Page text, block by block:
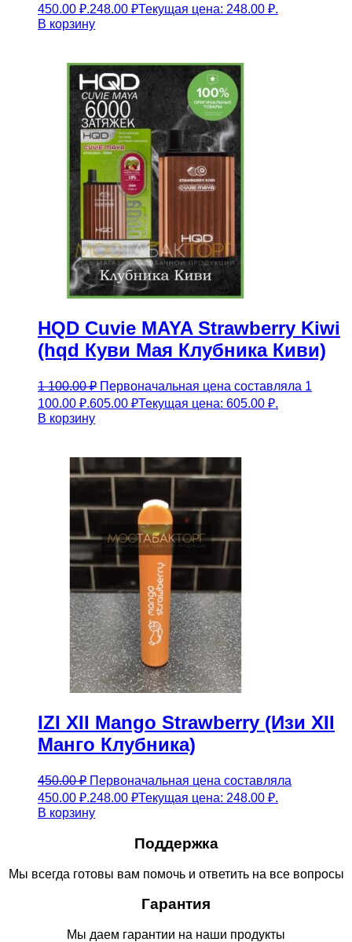
450.00 ₽.248.00 ₽Текущая цена: 248.00 ₽.
В корзину
HQD Cuvie MAYA Strawberry Kiwi
(hqd Куви Мая Клубника Киви)
1 100.00₽ Первоначальная цена составляла 1
100.00 ₽.605.00 ₽Текущая цена: 605.00 ₽.
В корзину
IZI XII Mango Strawberry (Изи XII
Манго Клубника)
450.00₽ Первоначальная цена составляла
450.00 ₽.248.00 ₽Текущая цена: 248.00 ₽.
В корзину
Поддержка
Мы всегда готовы вам помочь и ответить на все вопросы
Гарантия
Мы даем гарантии на наши продукты